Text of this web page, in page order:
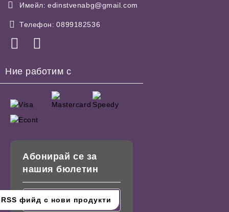
Имейл: edinstvenabg@gmail.com
Телефон: 0899182536
Ние работим с
Абонирай се за
нашия бюлетин